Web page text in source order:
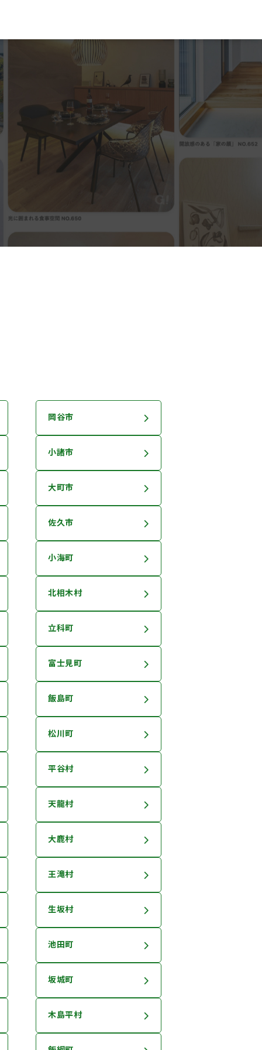
岡谷市
小諸市
大町市
佐久市
小海町
北相木村
立科町
富士見町
飯島町
松川町
平谷村
天龍村
大鹿村
王滝村
生坂村
池田町
坂城町
木島平村